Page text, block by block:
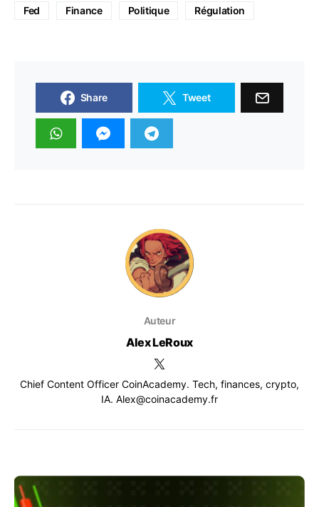
Fed Finance Politique Régulation
Share Tweet
Auteur
Alex LeRoux
Chief Content Officer CoinAcademy. Tech, finances, crypto,
IA. Alex@coinacademy.fr